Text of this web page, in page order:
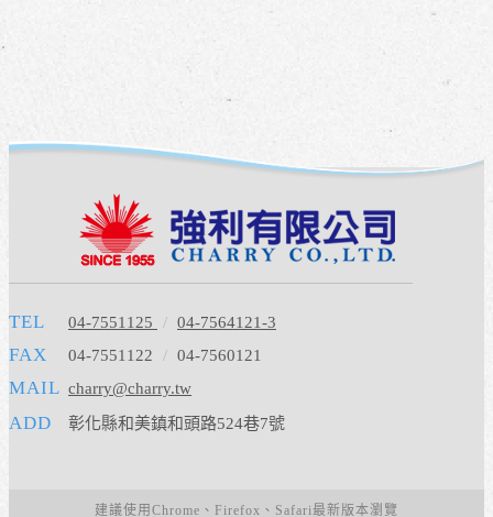
TEL 04-7551125 / 04-7564121-3
FAX 04-7551122 / 04-7560121
MAIL charry@charry.tw
ADD 彰化縣和美鎮和頭路524巷7號
建議使用Chrome、Firefox、Safari最新版本瀏覽